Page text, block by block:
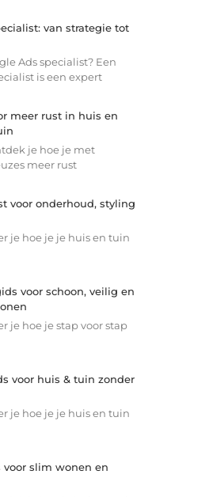
van strategie tot
Ads specialist? Een
is een expert
meer rust in huis en
je hoe je met
meer rust
voor onderhoud, styling
je hoe je je huis en tuin
voor schoon, veilig en
je hoe je stap voor stap
voor huis & tuin zonder
je hoe je je huis en tuin
slim wonen en